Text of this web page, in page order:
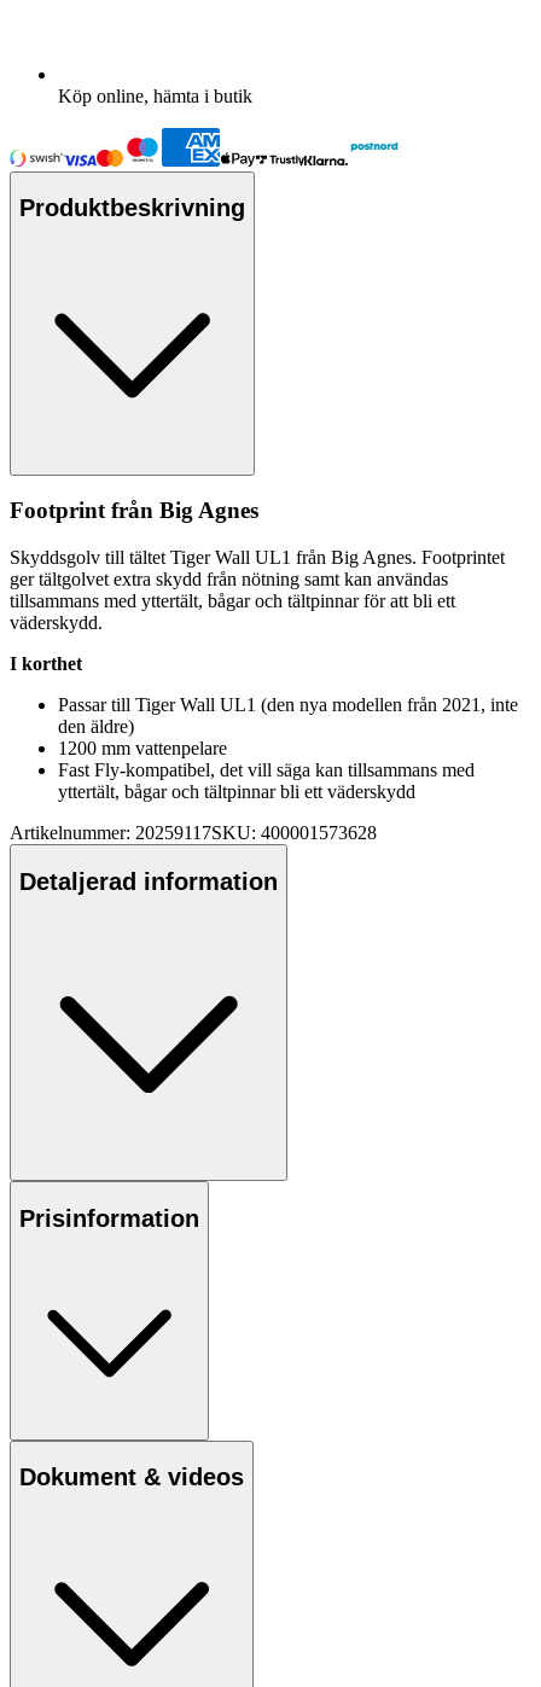
Köp online, hämta i butik
Produktbeskrivning
Footprint från Big Agnes
Skyddsgolv till tältet Tiger Wall UL1 från Big Agnes. Footprintet
ger tältgolvet extra skydd från nötning samt kan användas
tillsammans med yttertält, bågar och tältpinnar för att bli ett
väderskydd.
I korthet
Passar till Tiger Wall UL1 (den nya modellen från 2021, inte
den äldre)
1200 mm vattenpelare
Fast Fly-kompatibel, det vill säga kan tillsammans med
yttertält, bågar och tältpinnar bli ett väderskydd
Artikelnummer: 20259117SKU: 400001573628
Detaljerad information
Prisinformation
Dokument & videos